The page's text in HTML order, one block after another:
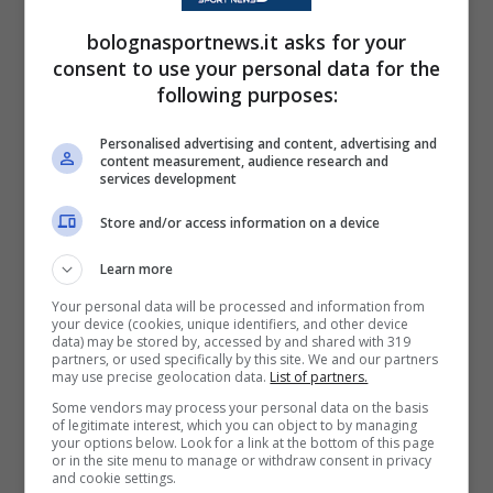
interessante per il futuro dell’attacco del
Milan. E che, ancora una volta, esattamente
come è accaduto per i Bebote, può arrivare
direttamente dall’ Olanda
. Andiamo a vedere
le ultime notizie a riguardo.
Milan, nuovo attaccante alla
corte di Allegri? Attenzione a
questo nome
Per la compagine diMassimiliano Allegri
impossibile prescindere da un centravanti di
spessore. Ancor di più per risolvere quelle
gare che si complicano ed in cui i due
bolognasportnews.it asks for your
consent to use your personal data for the
following purposes:
Personalised advertising and content, advertising and
content measurement, audience research and
services development
Store and/or access information on a device
Learn more
Your personal data will be processed and information from
your device (cookies, unique identifiers, and other device
data) may be stored by, accessed by and shared with 319
partners, or used specifically by this site. We and our partners
may use precise geolocation data. List of partners.
Some vendors may process your personal data on the basis
of legitimate interest, which you can object to by managing
your options below. Look for a link at the bottom of this page
or in the site menu to manage or withdraw consent in privacy
and cookie settings.